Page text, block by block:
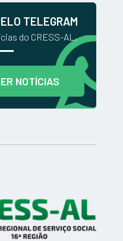
TELEGRAM
do CRESS-AL.
NOTÍCIAS